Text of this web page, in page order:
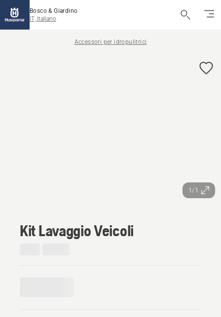
Bosco & Giardino
IT, Italiano
Accessori per idropulitrici
1/1
Kit Lavaggio Veicoli